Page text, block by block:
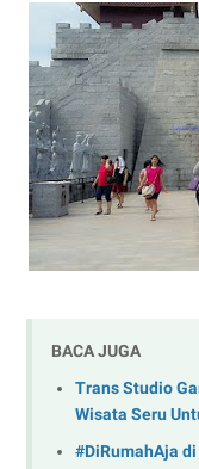
BACA JUGA
Trans Studio
Wisata Seru
#DiRumahAja